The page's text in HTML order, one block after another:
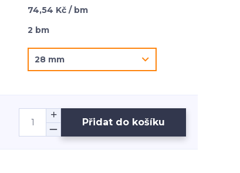
74,54 Kč / bm
2 bm
Přidat do košíku